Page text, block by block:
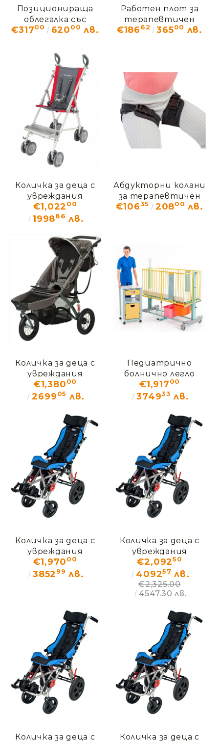
Позиционираща
облегалка със
странични опори
€31700 62000 лв.
Работен плот за
терапевтичен
стол ДЖЪМБО
€18662 36500 лв.
Количка за деца с
увреждания
МАКЛАРЪН
€1,02200
199886 лв.
Абдукторни колани
за терапевтичен
стол ДЖЪМБО
€10635 20800 лв.
Количка за деца с
увреждания
ДЖОГЕР
€1,38000
269905 лв.
Педиатрично
болнично легло
"Врабче"
€1,91700
374933 лв.
Количка за деца с
увреждания
ОМБРЕЛО
€1,97000
385299 лв.
Количка за деца с
увреждания
ОМБРЕЛО – ДЕМО
(без кашон)
€2,09250
409257 лв.
€2,325.00
4547.30 лв.
Количка за деца с
Количка за деца с